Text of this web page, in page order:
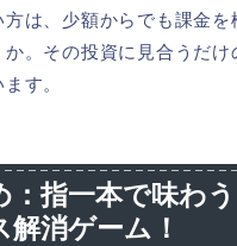
方は、少額からでも課金
か。その投資に見合うだけ
す。
：指一本で味わ
解消ゲーム！